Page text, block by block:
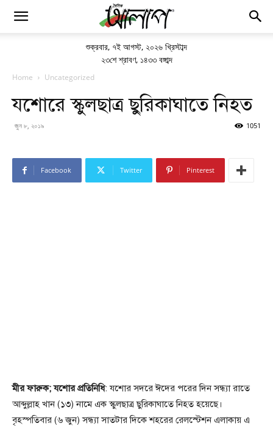
শুক্রবার, ৭ই আগস্ট, ২০২৬ খ্রিস্টাব্দ
২৩শে শ্রাবণ, ১৪৩৩ বঙ্গাব্দ
Home Uncategorized
যশোরে স্কুলছাত্র ছুরিকাঘাতে নিহত
জুন ৮, ২০১৯ 1051
Facebook Twitter Pinterest
মীর ফারুক; যশোর প্রতিনিধি: যশোর সদরে ঈদের পরের দিন সন্ধ্যা রাতে
আব্দুল্লাহ খান (১৩) নামে এক স্কুলছাত্র ছুরিকাঘাতে নিহত হয়েছে।
বৃহস্পতিবার (৬ জুন) সন্ধ্যা সাতটার দিকে শহরের রেলস্টেশন এলাকায় এ